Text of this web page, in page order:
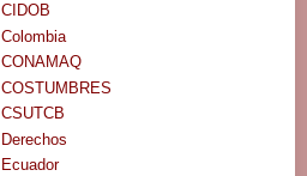
CIDOB
Colombia
CONAMAQ
COSTUMBRES
CSUTCB
Derechos
Ecuador